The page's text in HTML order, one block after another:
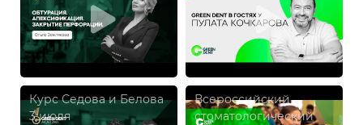
Закрытие перфорации
Курс Седова и Белова
3 июля
Всероссийский
стоматологический